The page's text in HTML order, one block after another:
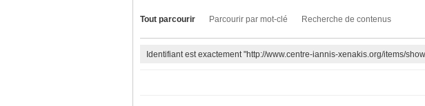
Tout parcourir Parcourir par mot-clé Recherche de contenus
Identifiant est exactement "http://www.centre-iannis-xenakis.org/items/